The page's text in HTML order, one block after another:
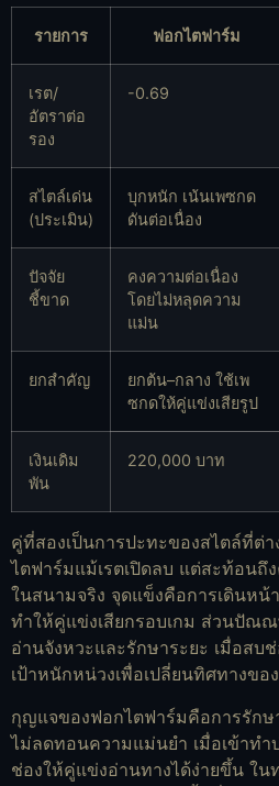
รายการ ฟอกไตฟาร์ม
เรต/
อัตราต่อ
รอง
-0.69
สไตล์เด่น
(ประเมิน)
บุกหนัก เน้นเพซกด
ดันต่อเนื่อง
ปัจจัย
ชี้ขาด
คงความต่อเนื่อง
โดยไม่หลุดความ
แม่น
ยกสำคัญ
ยกต้น–กลาง ใช้เพ
ซกดให้คู่แข่งเสียรูป
เงินเดิม
พัน
220,000 บาท
คู่ที่สองเป็นการปะทะของสไตล์ที่ต่
ไตฟาร์มแม้เรตเปิดลบ แต่สะท้อน
ในสนามจริง จุดแข็งคือการเดินหน้
ทำให้คู่แข่งเสียกรอบเกม ส่วนปัณ
อ่านจังหวะและรักษาระยะ เมื่อสบ
เป้าหนักหน่วงเพื่อเปลี่ยนทิศทางขอ
กุญแจของฟอกไตฟาร์มคือการรักษ
ไม่ลดทอนความแม่นยำ เมื่อเข้าทำ
ช่องให้คู่แข่งอ่านทางได้ง่ายขึ้น